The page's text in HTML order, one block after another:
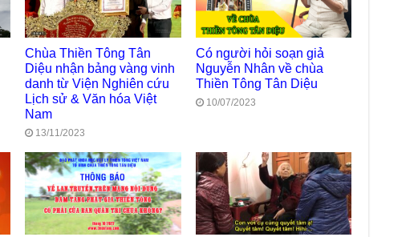
Chùa Thiền Tông Tân
Diệu nhận bảng vàng vinh
danh từ Viện Nghiên cứu
Lịch sử & Văn hóa Việt
Nam
13/11/2023
Có người hỏi soạn giả
Nguyễn Nhân về chùa
Thiền Tông Tân Diệu
10/07/2023